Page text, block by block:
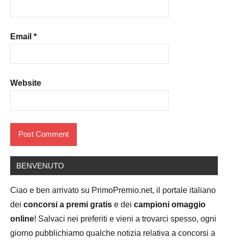
Email *
Website
BENVENUTO
Ciao e ben arrivato su PrimoPremio.net, il portale italiano
dei concorsi a premi gratis e dei campioni omaggio
online! Salvaci nei preferiti e vieni a trovarci spesso, ogni
giorno pubblichiamo qualche notizia relativa a concorsi a